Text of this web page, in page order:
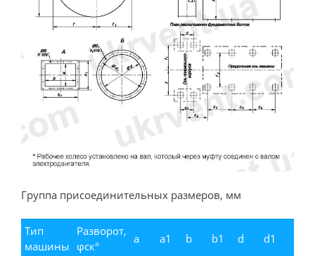
Группа присоединительных размеров, мм
Тип
машины
Разворот,
φск°
a a1 b b1 d d1